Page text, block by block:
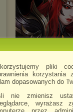
pliki
korzystania
dopasowanych do
nie zmienisz
wyrażasz